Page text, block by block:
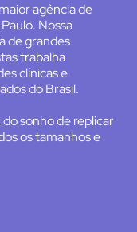
agência de
Nossa
de grandes
trabalha
clínicas e
do Brasil.
sonho de replicar
os tamanhos e